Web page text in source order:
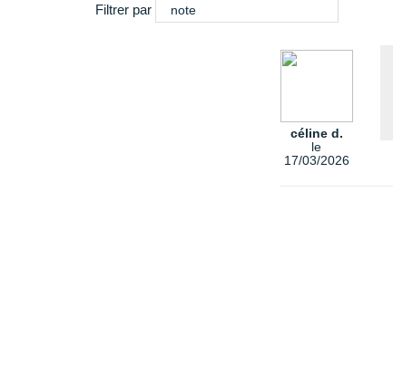
Filtrer par note
céline d.
le
17/03/2026